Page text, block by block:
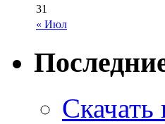
« Июл
31